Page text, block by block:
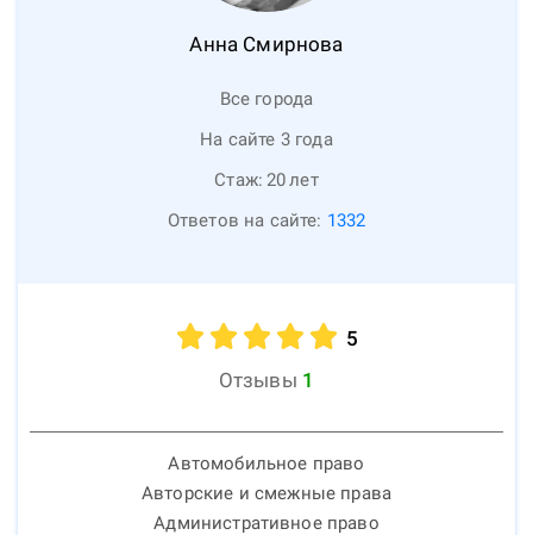
Анна Смирнова
Все города
На сайте 3 года
Стаж: 20лет
Ответов на сайте: 1332
5
Отзывы 1
Автомобильное право
Авторские и смежные права
Административное право